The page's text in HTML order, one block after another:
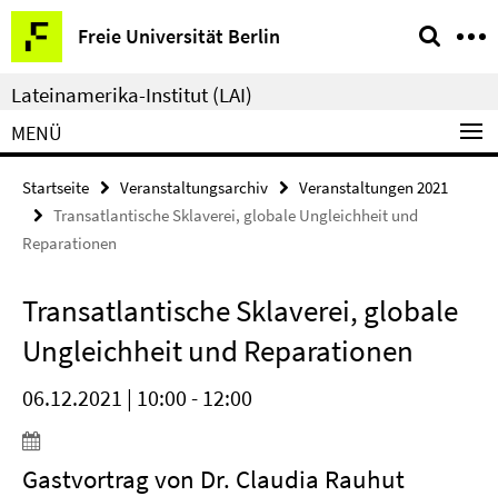
Springe
direkt
zu
Inhalt
Freie Universität Berlin
Service-
Navigation
Lateinamerika-Institut (LAI)
MENÜ
Startseite Veranstaltungsarchiv
Veranstaltungen 2021
Transatlantische Sklaverei, globale Ungleichheit und
Reparationen
Transatlantische Sklaverei, globale
Ungleichheit und Reparationen
06.12.2021 | 10:00 - 12:00
Gastvortrag von Dr. Claudia Rauhut